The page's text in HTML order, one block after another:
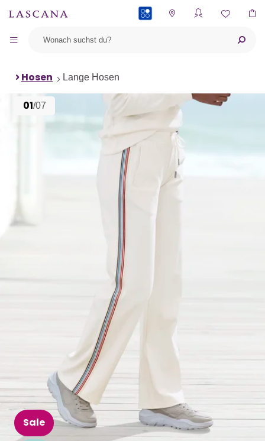
Hosen Lange Hosen
01/07
Sale